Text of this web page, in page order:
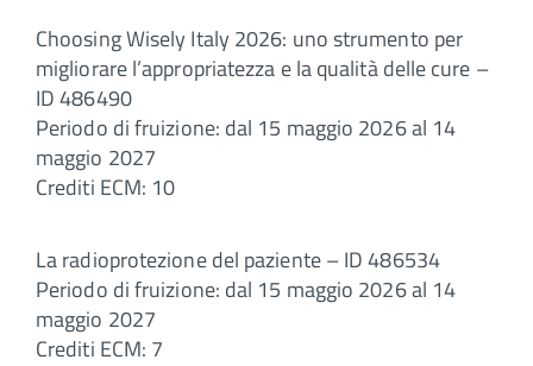
Choosing Wisely Italy 2026: uno strumento per
migliorare l’appropriatezza e la qualità delle cure –
ID 486490
Periodo di fruizione: dal 15 maggio 2026 al 14
maggio 2027
Crediti ECM: 10
La radioprotezione del paziente – ID 486534
Periodo di fruizione: dal 15 maggio 2026 al 14
maggio 2027
Crediti ECM: 7